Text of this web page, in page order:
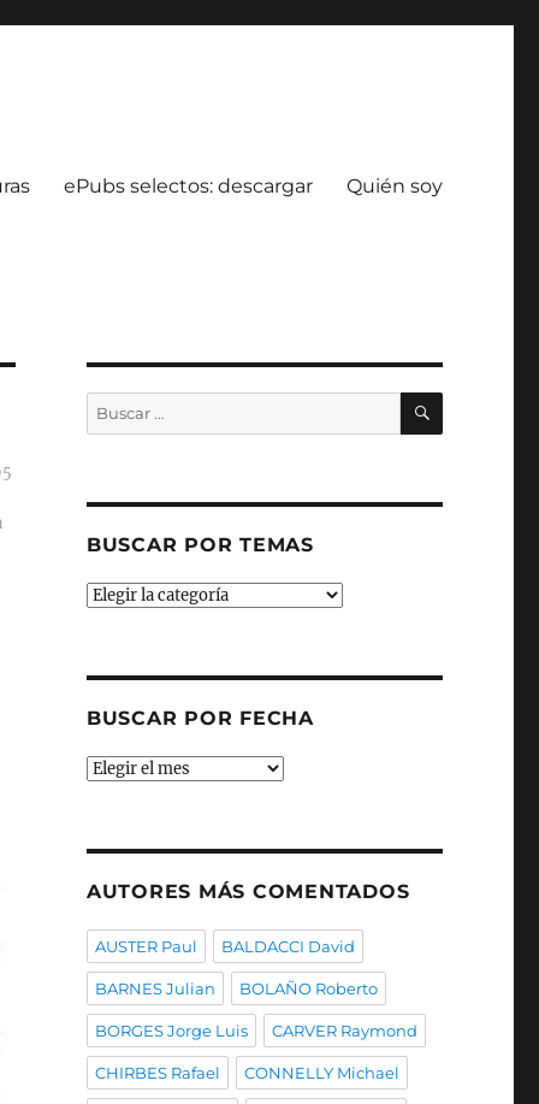
ePubs selectos: descargar Quién soy
Buscar
por:
BUSCAR
BUSCAR POR TEMAS
Buscar
BUSCAR POR FECHA
Buscar
AUTORES MÁS COMENTADOS
AUSTER Paul BALDACCI David
BARNES Julian BOLAÑO Roberto
BORGES Jorge Luis CARVER Raymond
CHIRBES Rafael CONNELLY Michael